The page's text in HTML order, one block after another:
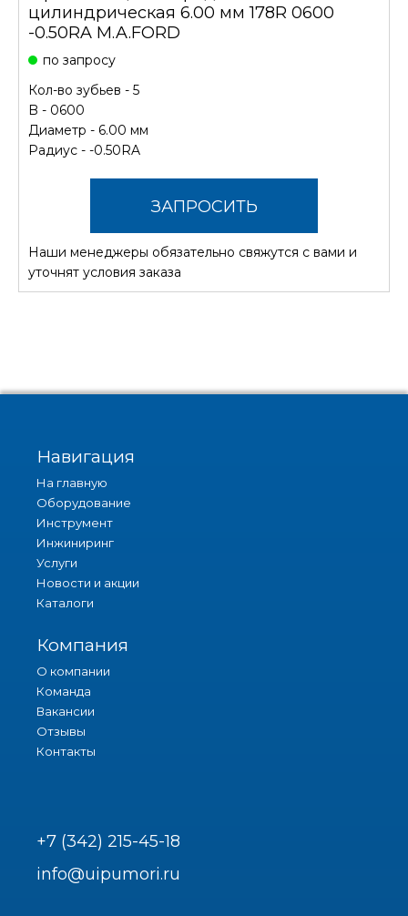
цилиндрическая 6.00 мм 178R 0600
-0.50RA M.A.FORD
по запросу
Кол-во зубьев - 5
B - 0600
Диаметр - 6.00 мм
Радиус - -0.50RA
ЗАПРОСИТЬ
СТОИМОСТЬ
Наши менеджеры обязательно свяжутся с вами и
уточнят условия заказа
Навигация
На главную
Оборудование
Инструмент
Инжиниринг
Услуги
Новости и акции
Каталоги
Компания
О компании
Команда
Вакансии
Отзывы
Контакты
+7 (342) 215-45-18
info@uipumori.ru